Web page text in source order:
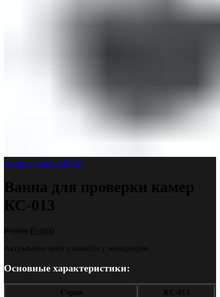
Ванна грузовая ВГУ-М
Ванна для проверки камер
КС-013
₽16000 ₽ 14000
Актуальную цену узнавайте у менеджеров
Основные характеристики:
Серия
КС-013